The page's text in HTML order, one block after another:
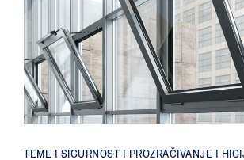
TEME | SIGURNOST | PROZRAČIVANJE |